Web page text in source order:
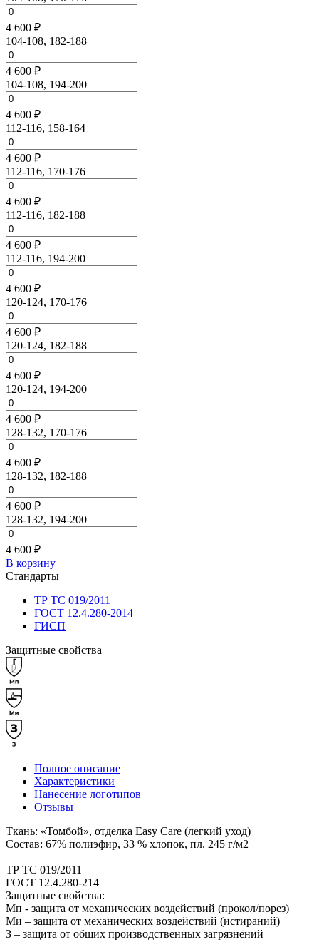
4 600 ₽
104-108, 182-188
4 600 ₽
104-108, 194-200
4 600 ₽
112-116, 158-164
4 600 ₽
112-116, 170-176
4 600 ₽
112-116, 182-188
4 600 ₽
112-116, 194-200
4 600 ₽
120-124, 170-176
4 600 ₽
120-124, 182-188
4 600 ₽
120-124, 194-200
4 600 ₽
128-132, 170-176
4 600 ₽
128-132, 182-188
4 600 ₽
128-132, 194-200
4 600 ₽
В корзину
Стандарты
ТР ТС 019/2011
ГОСТ 12.4.280-2014
ГИСП
Защитные свойства
Полное описание
Характеристики
Нанесение логотипов
Отзывы
Ткань: «Томбой», отделка Easy Care (легкий уход)
Состав: 67% полиэфир, 33 % хлопок, пл. 245 г/м2
ТР ТС 019/2011
ГОСТ 12.4.280-214
Защитные свойства:
Мп - защита от механических воздействий (прокол/порез)
Ми – защита от механических воздействий (истираний)
З – защита от общих производственных загрязнений